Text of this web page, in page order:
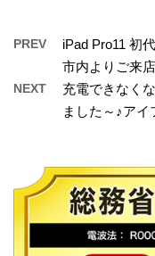
PREV
iPad Pro11 初
市内よりご来
NEXT
充電できなく
ました～♪ア